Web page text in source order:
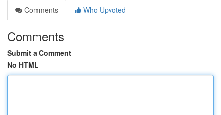
Comments
Who Upvoted
Comments
Submit a Comment
No HTML